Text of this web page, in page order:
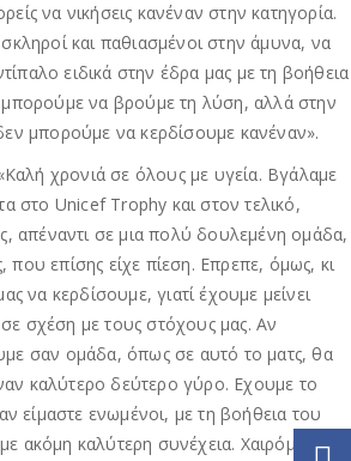
να νικήσεις κανέναν στην κατηγορία.
και παθιασμένοι στην άμυνα, να
ειδικά στην έδρα μας με τη βοήθεια
μπορούμε να βρούμε τη λύση, αλλά στην
μπορούμε να κερδίσουμε κανέναν».
χρονιά σε όλους με υγεία. Βγάλαμε
στο Unicef Trophy και στον τελικό,
απέναντι σε μια πολύ δουλεμένη ομάδα,
επίσης είχε πίεση. Επρεπε, όμως, κι
να κερδίσουμε, γιατί έχουμε μείνει
σχέση με τους στόχους μας. Αν
σαν ομάδα, όπως σε αυτό το ματς, θα
καλύτερο δεύτερο γύρο. Εχουμε το
είμαστε ενωμένοι, με τη βοήθεια του
ακόμη καλύτερη συνέχεια. Χαιρόμαστε